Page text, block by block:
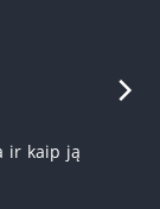
ir kaip ją